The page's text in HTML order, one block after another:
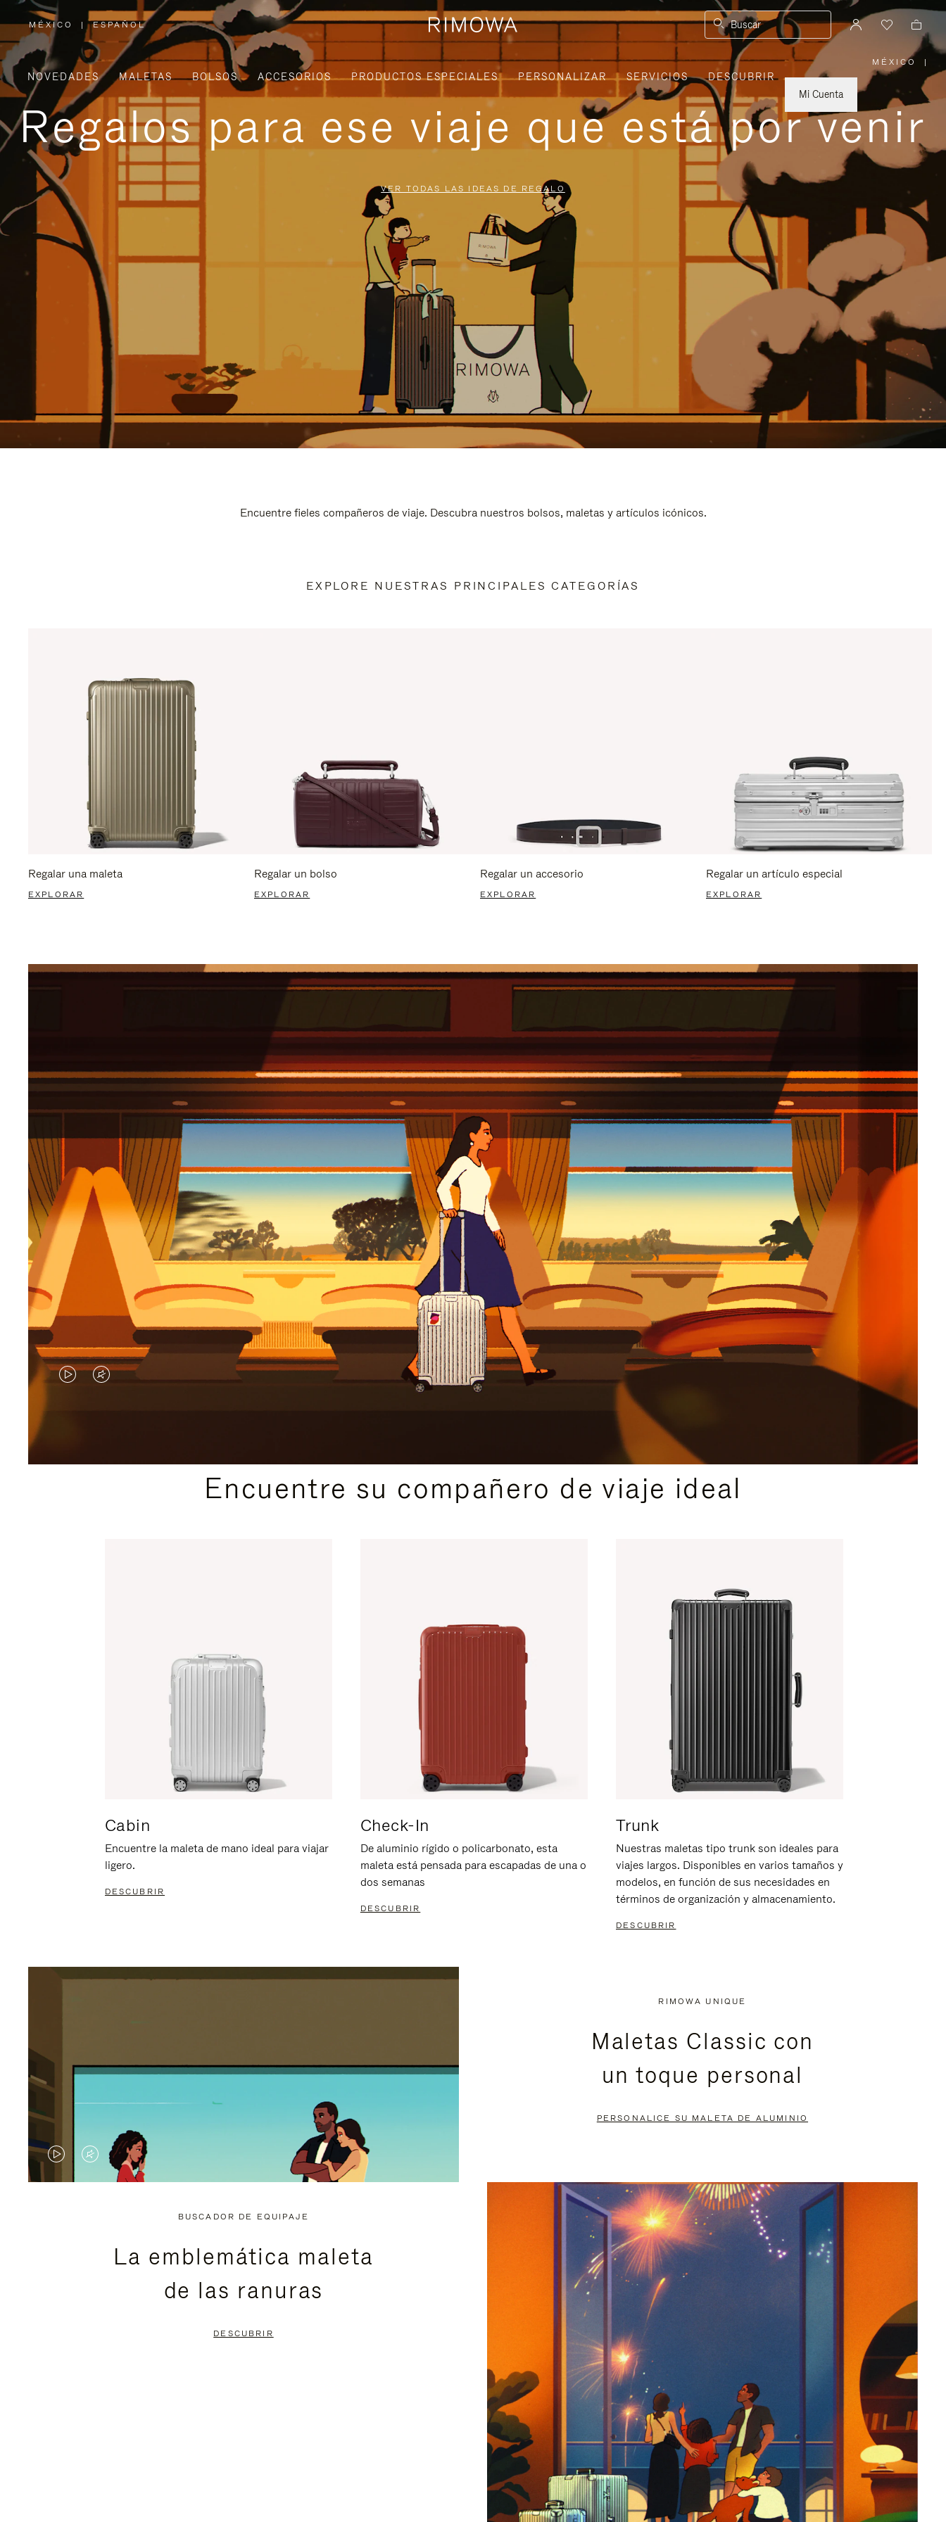
MÉXICO
,
ELIGE
LA
UBICACIÓN
| ESPAÑOL Buscar
NOVEDADES MALETAS BOLSOS ACCESORIOS PRODUCTOS ESPECIALES PERSONALIZAR SERVICIOS
DESCUBRIR
Mi Cuenta
MÉXICO
,
ELIGE
|
Regalos para ese viaje que está por venir
VER TODAS LAS IDEAS DE REGALO
Encuentre fieles compañeros de viaje. Descubra nuestros bolsos, maletas y artículos icónicos.
EXPLORE NUESTRAS PRINCIPALES CATEGORÍAS
Regalar una maleta
EXPLORAR
Regalar un bolso
EXPLORAR
Regalar un accesorio
EXPLORAR
Regalar un artículo especial
EXPLORAR
EL
ESTÁ
EL
VÍDEO
Encuentre su compañero de viaje ideal
Cabin
Encuentre la maleta de mano ideal para viajar
ligero.
DESCUBRIR
Check-In
De aluminio rígido o policarbonato, esta
maleta está pensada para escapadas de una o
dos semanas
DESCUBRIR
Trunk
Nuestras maletas tipo trunk son ideales para
viajes largos. Disponibles en varios tamaños y
modelos, en función de sus necesidades en
términos de organización y almacenamiento.
DESCUBRIR
EL
PAUSADO,
EL
ESTÁ
DESACTIVADO:
RIMOWA UNIQUE
Maletas Classic con
un toque personal
PERSONALICE SU MALETA DE ALUMINIO
BUSCADOR DE EQUIPAJE
La emblemática maleta
de las ranuras
DESCUBRIR